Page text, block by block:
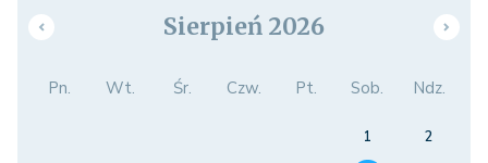
Sierpień 2026
Pn. Wt. Śr. Czw. Pt. Sob. Ndz.
1
2